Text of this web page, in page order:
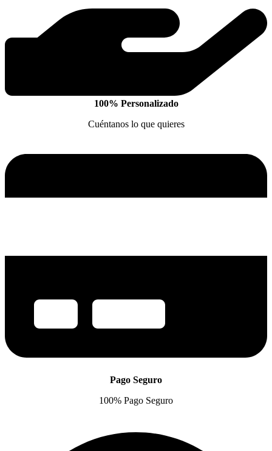
100% Personalizado
Cuéntanos lo que quieres
Pago Seguro
100% Pago Seguro